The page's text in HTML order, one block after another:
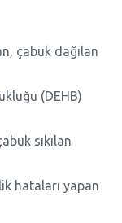
çabuk dağılan
(DEHB)
sıkılan
hataları yapan